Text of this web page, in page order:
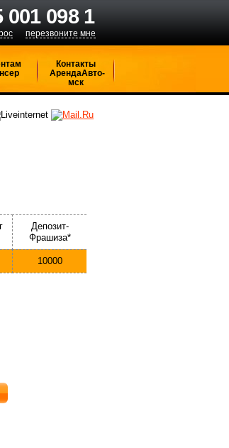
001 098 1
перезвоните мне
Контакты
АрендаАвто-
мск
Депозит-
Фрашиза*
10000